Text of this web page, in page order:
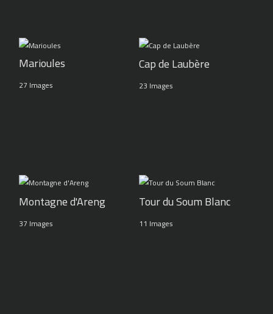
Marioules
27 Images
Cap de Laubère
23 Images
Montagne d'Areng
37 Images
Tour du Soum Blanc
11 Images